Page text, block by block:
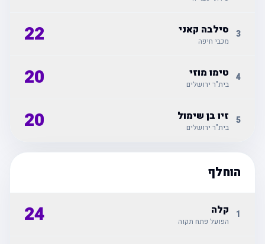
סילבה קאני
מכבי חיפה 22
טימו מוזי
בית"ר ירושלים 20
זיו בן שימול
בית"ר ירושלים 20
הוחלף
קלה
הפועל פתח תקוה 24